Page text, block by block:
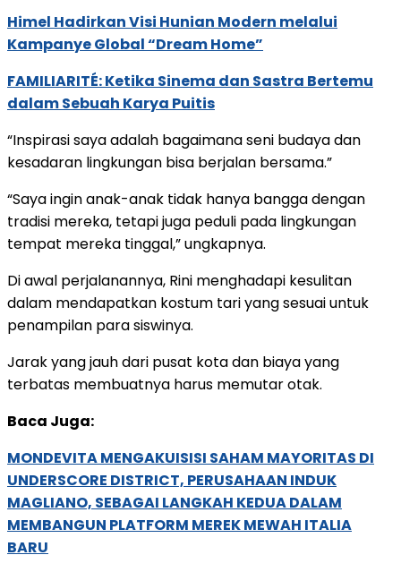
Himel Hadirkan Visi Hunian Modern melalui
Kampanye Global “Dream Home”
FAMILIARITÉ: Ketika Sinema dan Sastra Bertemu
dalam Sebuah Karya Puitis
“Inspirasi saya adalah bagaimana seni budaya dan
kesadaran lingkungan bisa berjalan bersama.”
“Saya ingin anak-anak tidak hanya bangga dengan
tradisi mereka, tetapi juga peduli pada lingkungan
tempat mereka tinggal,” ungkapnya.
Di awal perjalanannya, Rini menghadapi kesulitan
dalam mendapatkan kostum tari yang sesuai untuk
penampilan para siswinya.
Jarak yang jauh dari pusat kota dan biaya yang
terbatas membuatnya harus memutar otak.
Baca Juga:
MONDEVITA MENGAKUISISI SAHAM MAYORITAS DI
UNDERSCORE DISTRICT, PERUSAHAAN INDUK
MAGLIANO, SEBAGAI LANGKAH KEDUA DALAM
MEMBANGUN PLATFORM MEREK MEWAH ITALIA
BARU